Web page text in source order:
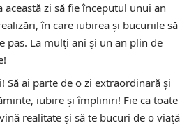
această zi să fie începutul unui an
în care iubirea și bucuriile să
pas. La mulți ani și un an plin de
Să ai parte de o zi extraordinară și
iubire și împliniri! Fie ca toate
realitate și să te bucuri de o viață